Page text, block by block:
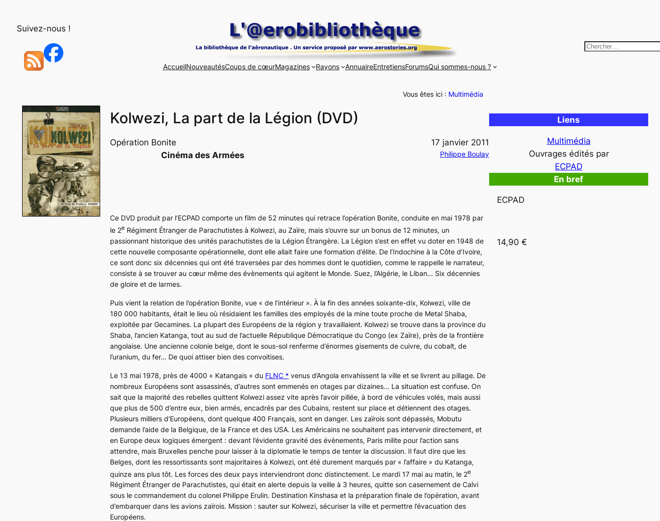
Suivez-nous !
AccueilNouveautésCoups de cœurMagazines Rayons AnnuaireEntretiensForumsQui sommes-nous ?
R
r
c
Vous êtes ici : Multimédia
Kolwezi, La part de la Légion (DVD)
Opération Bonite
Cinéma des Armées
17 janvier 2011
Philippe Boulay
Ce DVD produit par l’ECPAD comporte un film de 52 minutes qui retrace l’opération Bonite, conduite en mai 1978 par
le 2e Régiment Étranger de Parachutistes à Kolwezi, au Zaïre, mais s’ouvre sur un bonus de 12 minutes, un
passionnant historique des unités parachutistes de la Légion Étrangère. La Légion s’est en effet vu doter en 1948 de
cette nouvelle composante opérationnelle, dont elle allait faire une formation d’élite. De l’Indochine à la Côte d’Ivoire,
ce sont donc six décennies qui ont été traversées par des hommes dont le quotidien, comme le rappelle le narrateur,
consiste à se trouver au cœur même des évènements qui agitent le Monde. Suez, l’Algérie, le Liban… Six décennies
de gloire et de larmes.
Puis vient la relation de l’opération Bonite, vue « de l’intérieur ». À la fin des années soixante-dix, Kolwezi, ville de
180 000 habitants, était le lieu où résidaient les familles des employés de la mine toute proche de Metal Shaba,
exploitée par Gecamines. La plupart des Européens de la région y travaillaient. Kolwezi se trouve dans la province du
Shaba, l’ancien Katanga, tout au sud de l’actuelle République Démocratique du Congo (ex Zaïre), près de la frontière
angolaise. Une ancienne colonie belge, dont le sous-sol renferme d’énormes gisements de cuivre, du cobalt, de
l’uranium, du fer… De quoi attiser bien des convoitises.
Le 13 mai 1978, près de 4000 « Katangais » du FLNC * venus d’Angola envahissent la ville et se livrent au pillage. De
nombreux Européens sont assassinés, d’autres sont emmenés en otages par dizaines… La situation est confuse. On
sait que la majorité des rebelles quittent Kolwezi assez vite après l’avoir pillée, à bord de véhicules volés, mais aussi
que plus de 500 d’entre eux, bien armés, encadrés par des Cubains, restent sur place et détiennent des otages.
Plusieurs milliers d’Européens, dont quelque 400 Français, sont en danger. Les zaïrois sont dépassés, Mobutu
demande l’aide de la Belgique, de la France et des USA. Les Américains ne souhaitent pas intervenir directement, et
en Europe deux logiques émergent : devant l’évidente gravité des évènements, Paris milite pour l’action sans
attendre, mais Bruxelles penche pour laisser à la diplomatie le temps de tenter la discussion. Il faut dire que les
Belges, dont les ressortissants sont majoritaires à Kolwezi, ont été durement marqués par « l’affaire » du Katanga,
quinze ans plus tôt. Les forces des deux pays interviendront donc distinctement. Le mardi 17 mai au matin, le 2e
Régiment Étranger de Parachutistes, qui était en alerte depuis la veille à 3 heures, quitte son casernement de Calvi
sous le commandement du colonel Philippe Erulin. Destination Kinshasa et la préparation finale de l’opération, avant
d’embarquer dans les avions zaïrois. Mission : sauter sur Kolwezi, sécuriser la ville et permettre l’évacuation des
Européens.
Liens
Multimédia
Ouvrages édités par
ECPAD
En bref
ECPAD
14,90 €